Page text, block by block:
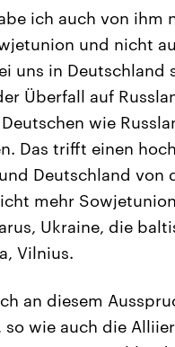
ich auch von ihm
und nicht
uns in Deutschland
Überfall auf
wie
Das trifft einen
Deutschland von
mehr
Ukraine, die
Vilnius.
an diesem
wie auch die